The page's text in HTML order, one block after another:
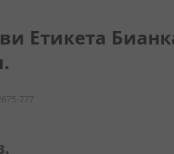
Етикета
777